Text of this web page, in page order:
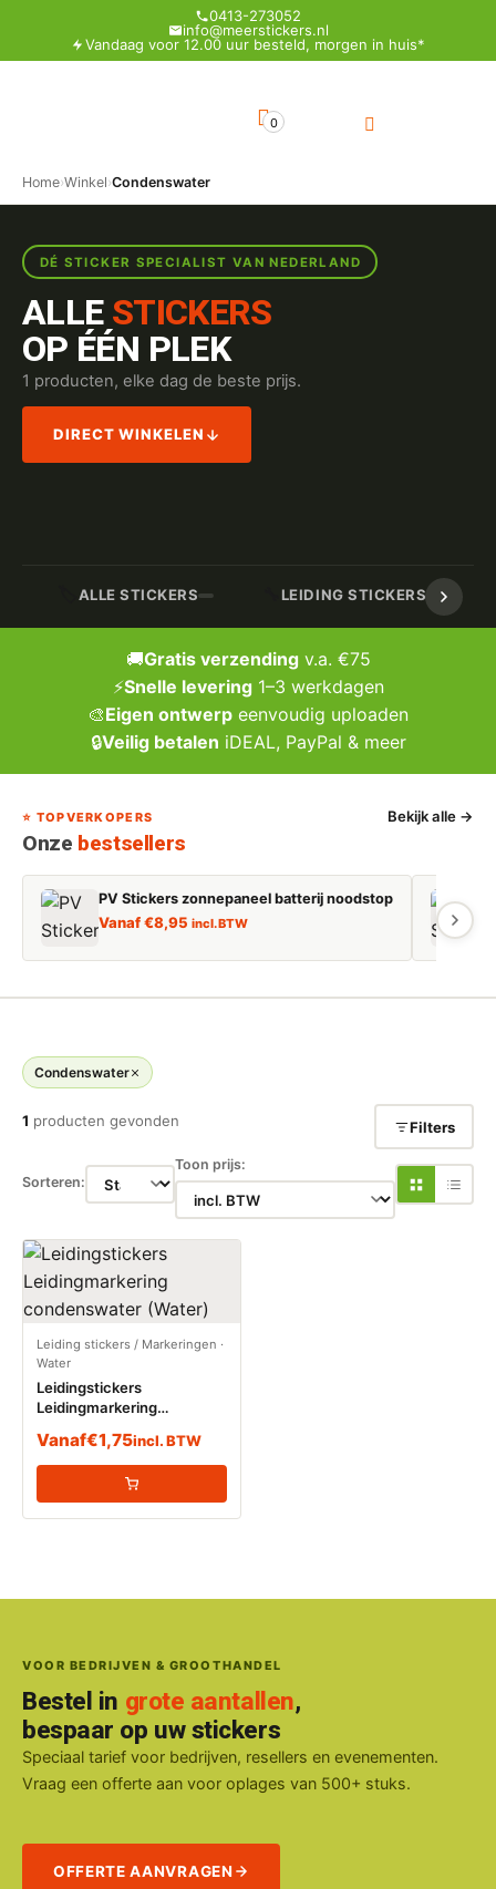
0413-273052
info@meerstickers.nl
Vandaag voor 12.00 uur besteld, morgen in huis*
0
Home›Winkel›Condenswater
DÉ STICKER SPECIALIST VAN NEDERLAND
ALLE STICKERS
OP ÉÉN PLEK
1 producten, elke dag de beste prijs.
DIRECT WINKELEN
ALLE STICKERS LEIDING STICKERS /
🚚Gratis verzendingv.a. €75
⚡Snelle levering1–3 werkdagen
🎨Eigen ontwerp eenvoudig uploaden
🔒Veilig betalen iDEAL, PayPal & meer
⭐ TOPVERKOPERS
Onze bestsellers
Bekijk alle →
PV Stickers zonnepaneel batterij noodstop
Vanaf€8,95 incl. BTW
Condenswater
1 producten gevonden Filters
Sorteren:
Toon prijs:
Leiding stickers / Markeringen ·
Water
Leidingstickers
Leidingmarkering
Vanaf€1,75incl. BTW
VOOR BEDRIJVEN & GROOTHANDEL
Bestel in grote aantallen,
bespaar op uw stickers
Speciaal tarief voor bedrijven, resellers en evenementen.
Vraag een offerte aan voor oplages van 500+ stuks.
OFFERTE AANVRAGEN